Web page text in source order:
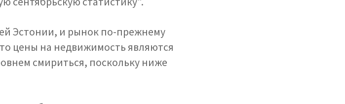
Эстонии, и рынок по-прежнему
цены на недвижимость являются
смириться, поскольку ниже